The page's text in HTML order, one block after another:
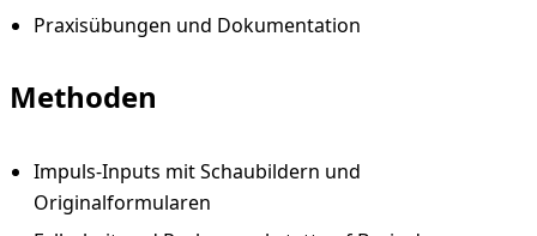
Praxisübungen und Dokumentation
Methoden
Impuls-Inputs mit Schaubildern und
Originalformularen